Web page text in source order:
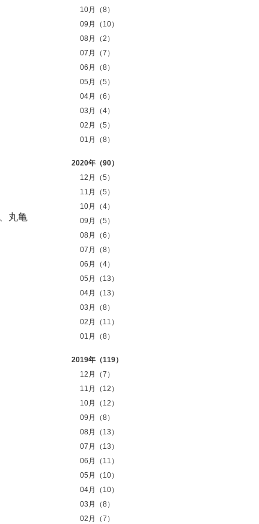
丸亀
10月（8）
09月（10）
08月（2）
07月（7）
06月（8）
05月（5）
04月（6）
03月（4）
02月（5）
01月（8）
2020年（90）
12月（5）
11月（5）
10月（4）
09月（5）
08月（6）
07月（8）
06月（4）
05月（13）
04月（13）
03月（8）
02月（11）
01月（8）
2019年（119）
12月（7）
11月（12）
10月（12）
09月（8）
08月（13）
07月（13）
06月（11）
05月（10）
04月（10）
03月（8）
02月（7）